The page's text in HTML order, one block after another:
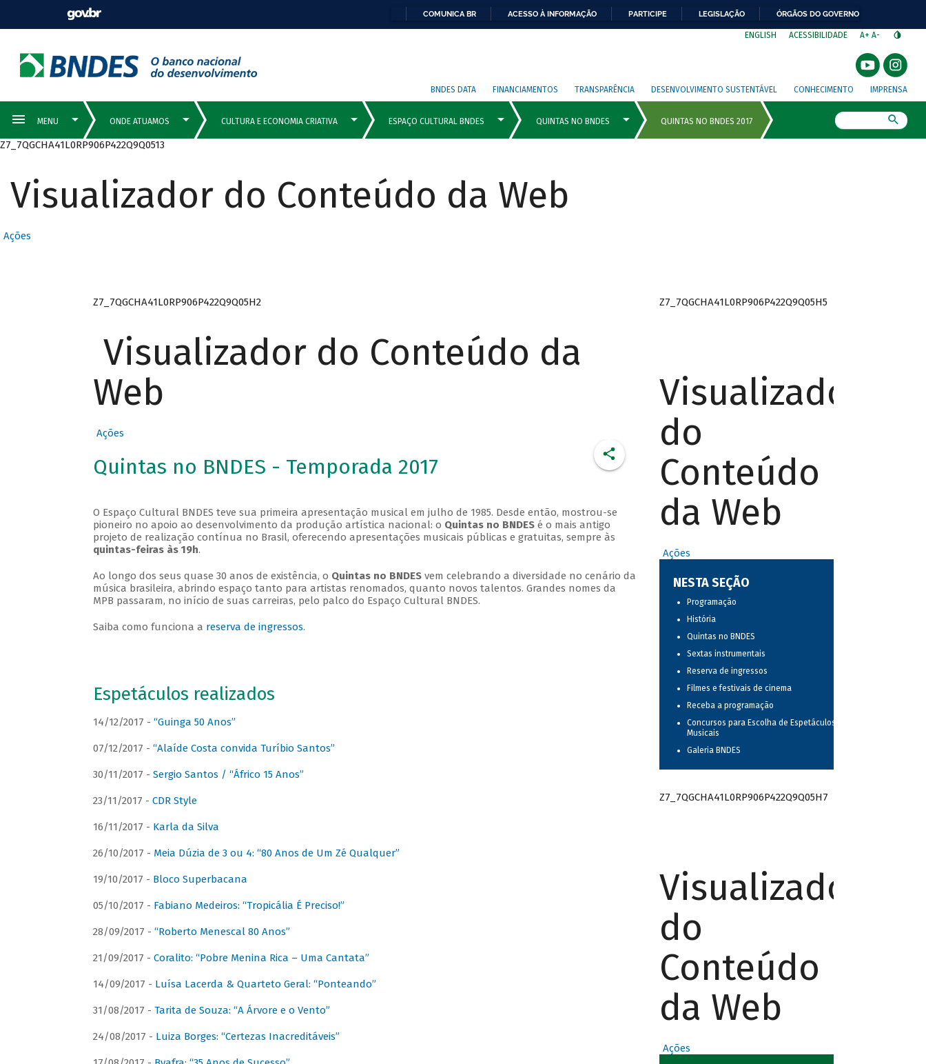
COMUNICA BR ACESSO À INFORMAÇÃO PARTICIPE LEGISLAÇÃO ÓRGÃOS DO GOVERNO
ENGLISH ACESSIBILIDADE A+ A-
BNDES DATA FINANCIAMENTOS TRANSPARÊNCIA DESENVOLVIMENTO SUSTENTÁVEL CONHECIMENTO IMPRENSA
Z7_7QGCHA41L0RP906P422Q9Q0513
Visualizador do Conteúdo da Web
Ações
Z7_7QGCHA41L0RP906P422Q9Q05H2
Visualizador do Conteúdo da
Web
Ações
Quintas no BNDES - Temporada 2017
O Espaço Cultural BNDES teve sua primeira apresentação musical em julho de 1985. Desde então, mostrou-se
pioneiro no apoio ao desenvolvimento da produção artística nacional: o Quintas no BNDESé o mais antigo
projeto de realização contínua no Brasil, oferecendo apresentações musicais públicas e gratuitas, sempre às
quintas-feiras às 19h.
Ao longo dos seus quase 30 anos de existência, o Quintas no BNDESvem celebrando a diversidade no cenário da
música brasileira, abrindo espaço tanto para artistas renomados, quanto novos talentos. Grandes nomes da
MPB passaram, no início de suas carreiras, pelo palco do Espaço Cultural BNDES.
Saiba como funciona a reserva de ingressos.
Espetáculos realizados
14/12/2017 - “Guinga 50 Anos”
07/12/2017 - “Alaíde Costa convida Turíbio Santos”
30/11/2017 - Sergio Santos / “Áfrico 15 Anos”
23/11/2017 - CDR Style
16/11/2017 - Karla da Silva
26/10/2017 - Meia Dúzia de 3 ou 4: “80 Anos de Um Zé Qualquer”
19/10/2017 - Bloco Superbacana
05/10/2017 - Fabiano Medeiros: “Tropicália É Preciso!”
28/09/2017 - “Roberto Menescal 80 Anos”
21/09/2017 - Coralito: “Pobre Menina Rica – Uma Cantata”
14/09/2017 - Luísa Lacerda & Quarteto Geral: “Ponteando”
31/08/2017 - Tarita de Souza: “A Árvore e o Vento”
24/08/2017 - Luiza Borges: “Certezas Inacreditáveis”
Z7_7QGCHA41L0RP906P422Q9Q05H5
Visualizador
do
Conteúdo
da Web
Ações
NESTA SEÇÃO
Programação
História
Quintas no BNDES
Sextas instrumentais
Reserva de ingressos
Filmes e festivais de cinema
Receba a programação
Concursos para Escolha de Espetáculos
Musicais
Galeria BNDES
Z7_7QGCHA41L0RP906P422Q9Q05H7
Visualizador
do
Conteúdo
da Web
Ações